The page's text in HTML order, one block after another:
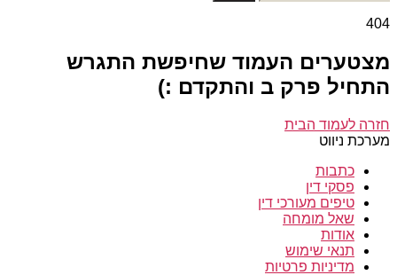
404
מצטערים העמוד שחיפשת התגרש
התחיל פרק ב והתקדם :)
חזרה לעמוד הבית
מערכת ניווט
כתבות
פסקי דין
טיפים מעורכי דין
שאל מומחה
אודות
תנאי שימוש
מדיניות פרטיות